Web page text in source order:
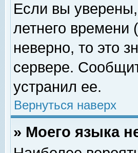
Если вы
летнего времени (
неверно, то это
сервере.
устранил ее.
Вернуться наверх
» Моего языка